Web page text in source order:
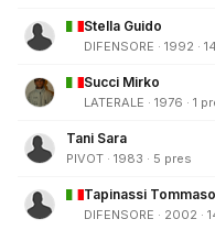
Stella Guido
DIFENSORE · 1992 ·
Succi Mirko
LATERALE · 1976 · 1
Tani Sara
PIVOT · 1983 · 5 pres
Tapinassi Tommaso
DIFENSORE · 2002 ·